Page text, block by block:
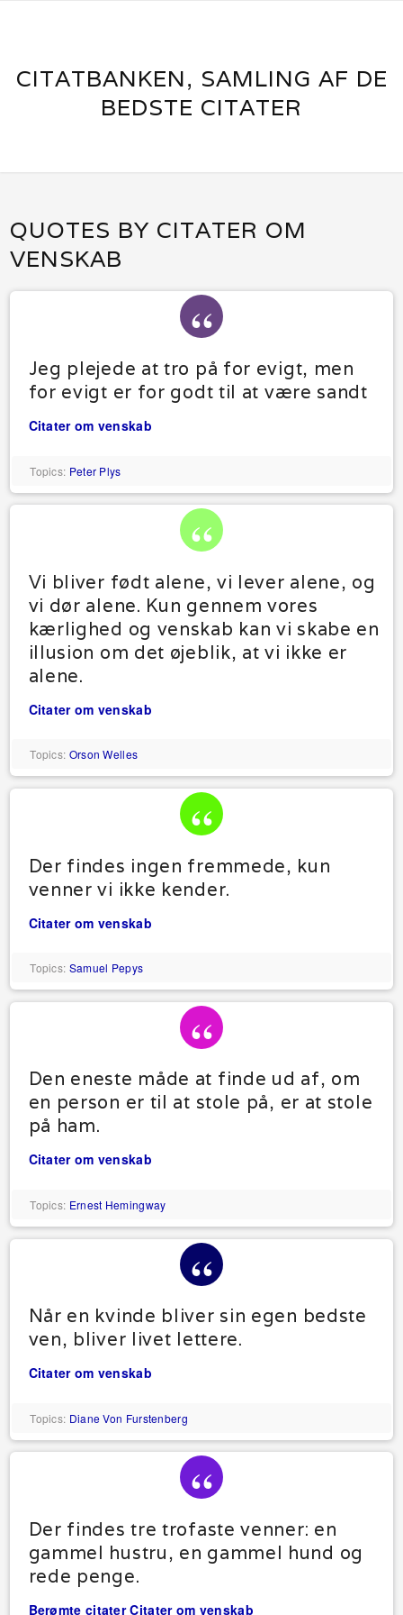
CITATBANKEN, SAMLING AF DE
BEDSTE CITATER
QUOTES BY CITATER OM
VENSKAB
Jeg plejede at tro på for evigt, men
for evigt er for godt til at være sandt
Citater om venskab
Topics: Peter Plys
Vi bliver født alene, vi lever alene, og
vi dør alene. Kun gennem vores
kærlighed og venskab kan vi skabe en
illusion om det øjeblik, at vi ikke er
alene.
Citater om venskab
Topics: Orson Welles
Der findes ingen fremmede, kun
venner vi ikke kender.
Citater om venskab
Topics: Samuel Pepys
Den eneste måde at finde ud af, om
en person er til at stole på, er at stole
på ham.
Citater om venskab
Topics: Ernest Hemingway
Når en kvinde bliver sin egen bedste
ven, bliver livet lettere.
Citater om venskab
Topics: Diane Von Furstenberg
Der findes tre trofaste venner: en
gammel hustru, en gammel hund og
rede penge.
Berømte citater Citater om venskab